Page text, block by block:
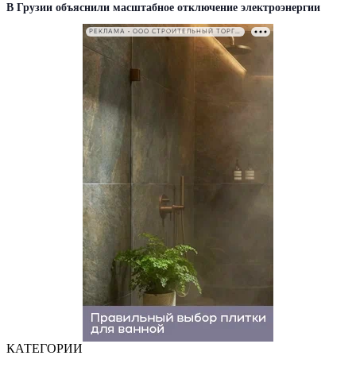
В Грузии объяснили масштабное отключение электроэнергии
РЕКЛАМА • ООО СТРОИТЕЛЬНЫЙ ТОРГОВЫЙ ДОМ «ПЕТРОВИЧ». ИНН: 7802348846
КАТЕГОРИИ